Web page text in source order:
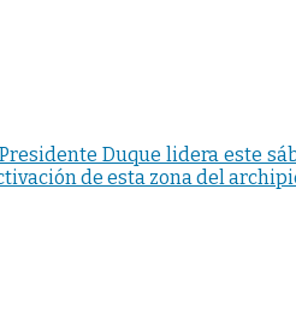
Presidente Duque lidera este
de esta zona del